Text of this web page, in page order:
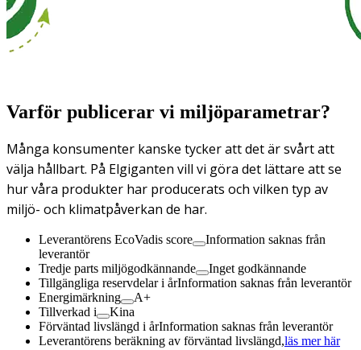
Varför publicerar vi miljöparametrar?
Många konsumenter kanske tycker att det är svårt att
välja hållbart. På Elgiganten vill vi göra det lättare att se
hur våra produkter har producerats och vilken typ av
miljö- och klimatpåverkan de har.
Leverantörens EcoVadis score
Information saknas från
leverantör
Tredje parts miljögodkännande
Inget godkännande
Tillgängliga reservdelar i årInformation saknas från leverantör
Energimärkning
A+
Tillverkad i
Kina
Förväntad livslängd i årInformation saknas från leverantör
Leverantörens beräkning av förväntad livslängd,läs mer här